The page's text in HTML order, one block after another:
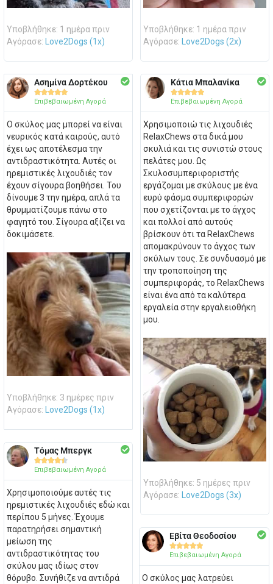
Υποβλήθηκε: 1 ημέρα πριν
Αγόρασε:
Love2Dogs (1x)
Ασημίνα Δορτέκου

Επιβεβαιωμένη Αγορά
Ο σκύλος μας μπορεί να είναι
νευρικός κατά καιρούς, αυτό
έχει ως αποτέλεσμα την
αντιδραστικότητα. Αυτές οι
ηρεμιστικές λιχουδιές τον
έχουν σίγουρα βοηθήσει. Του
δίνουμε 3 την ημέρα, απλά τα
θρυμματίζουμε πάνω στο
φαγητό του. Σίγουρα αξίζει να
δοκιμάσετε.
Υποβλήθηκε: 3 ημέρες πριν
Αγόρασε: Love2Dogs (1x)
Τόμας Μπεργκ

Επιβεβαιωμένη Αγορά
Χρησιμοποιούμε αυτές τις
ηρεμιστικές λιχουδιές εδώ και
περίπου 5 μήνες. Έχουμε
παρατηρήσει σημαντική
μείωση της
αντιδραστικότητας του
σκύλου μας ιδίως στον
θόρυβο. Συνήθιζε να αντιδρά
Υποβλήθηκε: 1 ημέρα πριν
Αγόρασε:
Love2Dogs (2x)
Κάτια Μπαλανίκα

Επιβεβαιωμένη Αγορά
Χρησιμοποιώ τις λιχουδιές
RelaxChews στα δικά μου
σκυλιά και τις συνιστώ στους
πελάτες μου. Ως
Σκυλοσυμπεριφοριστής
εργάζομαι με σκύλους με ένα
ευρύ φάσμα συμπεριφορών
που σχετίζονται με το άγχος
και πολλοί από αυτούς
βρίσκουν ότι τα RelaxChews
απομακρύνουν το άγχος των
σκύλων τους. Σε συνδυασμό με
την τροποποίηση της
συμπεριφοράς, το RelaxChews
είναι ένα από τα καλύτερα
εργαλεία στην εργαλειοθήκη
μου.
Υποβλήθηκε: 5 ημέρες πριν
Αγόρασε: Love2Dogs (3x)
Εβίτα Θεοδοσίου

Επιβεβαιωμένη Αγορά
Ο σκύλος μας λατρεύει